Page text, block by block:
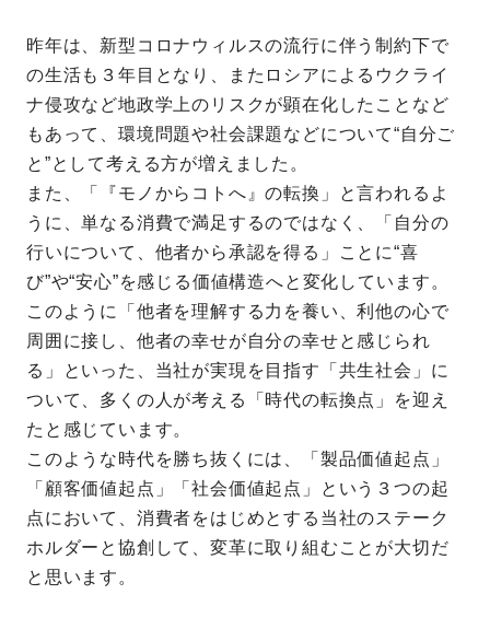
昨年は、新型コロナウィルスの流行に伴う制約下で
の生活も３年目となり、またロシアによるウクライ
ナ侵攻など地政学上のリスクが顕在化したことなど
もあって、環境問題や社会課題などについて“自分ご
と”として考える方が増えました。
また、「『モノからコトへ』の転換」と言われるよ
うに、単なる消費で満足するのではなく、「自分の
行いについて、他者から承認を得る」ことに“喜
び”や“安心”を感じる価値構造へと変化しています。
このように「他者を理解する力を養い、利他の心で
周囲に接し、他者の幸せが自分の幸せと感じられ
る」といった、当社が実現を目指す「共生社会」に
ついて、多くの人が考える「時代の転換点」を迎え
たと感じています。
このような時代を勝ち抜くには、「製品価値起点」
「顧客価値起点」「社会価値起点」という３つの起
点において、消費者をはじめとする当社のステーク
ホルダーと協創して、変革に取り組むことが大切だ
と思います。